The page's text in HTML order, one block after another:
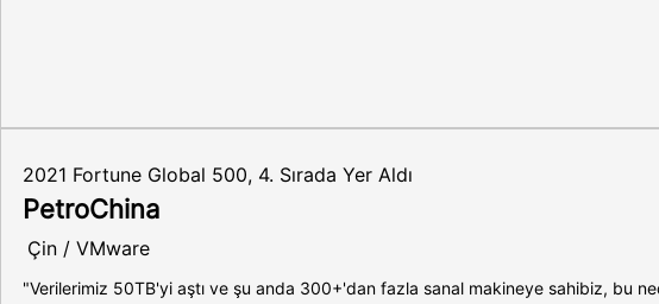
2021 Fortune Global 500, 4. Sırada Yer Aldı
PetroChina
Çin / VMware
"Verilerimiz 50TB'yi aştı ve şu anda 300+'dan fazla sanal makineye sahibiz, bu